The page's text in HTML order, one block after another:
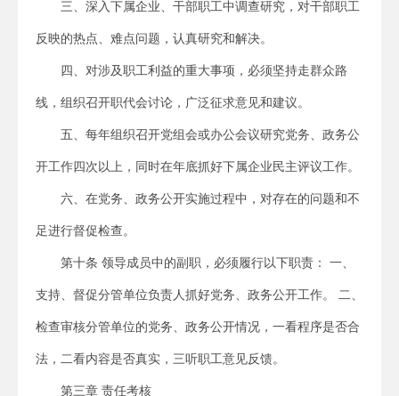
三、深入下属企业、干部职工中调查研究，对干部职工
反映的热点、难点问题，认真研究和解决。
四、对涉及职工利益的重大事项，必须坚持走群众路
线，组织召开职代会讨论，广泛征求意见和建议。
五、每年组织召开党组会或办公会议研究党务、政务公
开工作四次以上，同时在年底抓好下属企业民主评议工作。
六、在党务、政务公开实施过程中，对存在的问题和不
足进行督促检查。
第十条 领导成员中的副职，必须履行以下职责： 一、
支持、督促分管单位负责人抓好党务、政务公开工作。 二、
检查审核分管单位的党务、政务公开情况，一看程序是否合
法，二看内容是否真实，三听职工意见反馈。
第三章 责任考核